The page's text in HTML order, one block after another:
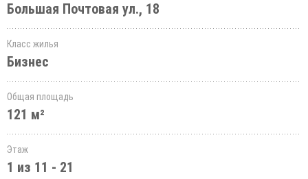
Большая Почтовая ул., 18
Класс жилья
Бизнес
Общая площадь
121 м²
Этаж
1 из 11 - 21